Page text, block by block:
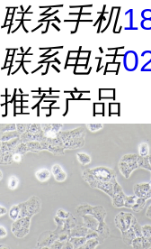
联系手机
联系电话
推荐产品